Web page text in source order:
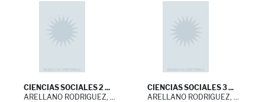
CIENCIAS SOCIALES 2 ...
ARELLANO RODRIGUEZ, ...
CIENCIAS SOCIALES 3 ...
ARELLANO RODRIGUEZ, ...